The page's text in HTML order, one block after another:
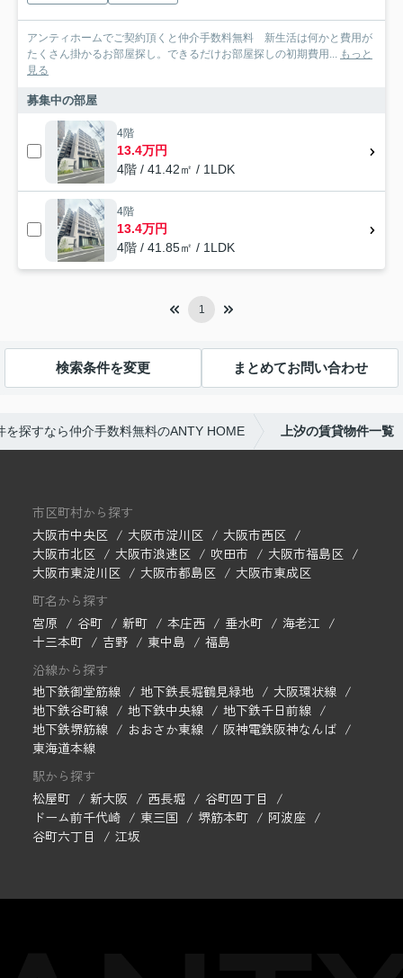
アンティホームでご契約頂くと仲介手数料無料 新生活は何かと費用が
たくさん掛かるお部屋探し。できるだけお部屋探しの初期費用...
もっと
見る
募集中の部屋
4階
13.4万円
4階 / 41.42㎡ / 1LDK
4階
13.4万円
4階 / 41.85㎡ / 1LDK
1
検索条件を変更 まとめてお問い合わせ
を探すなら仲介手数料無料のANTY HOME 上汐の賃貸物件一覧
市区町村から探す
大阪市中央区
大阪市淀川区
大阪市西区
大阪市北区
大阪市浪速区 吹田市
大阪市福島区
大阪市東淀川区
大阪市都島区
大阪市東成区
町名から探す
宮原
谷町 新町 本庄西 垂水町
海老江
十三本町
吉野 東中島
福島
沿線から探す
地下鉄御堂筋線
地下鉄長堀鶴見緑地
大阪環状線
地下鉄谷町線
地下鉄中央線
地下鉄千日前線
地下鉄堺筋線
おおさか東線
阪神電鉄阪神なんば
東海道本線
駅から探す
松屋町
新大阪 西長堀
谷町四丁目
ドーム前千代崎
東三国 堺筋本町
阿波座
谷町六丁目
江坂